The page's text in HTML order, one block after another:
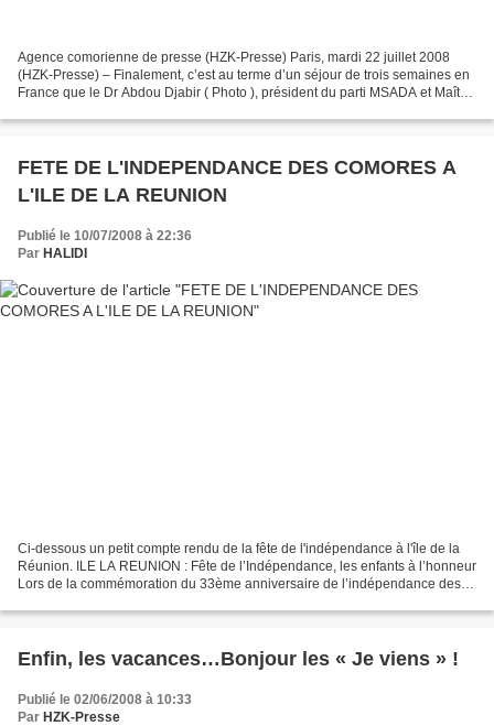
Agence comorienne de presse (HZK-Presse) Paris, mardi 22 juillet 2008
(HZK-Presse) – Finalement, c’est au terme d’un séjour de trois semaines en
France que le Dr Abdou Djabir ( Photo ), président du parti MSADA et Maître
FETE DE L'INDEPENDANCE DES COMORES A
L'ILE DE LA REUNION
Publié le 10/07/2008 à 22:36
Par HALIDI
Ci-dessous un petit compte rendu de la fête de l'indépendance à l'île de la
Réunion. ILE LA REUNION : Fête de l’Indépendance, les enfants à l’honneur
Lors de la commémoration du 33ème anniversaire de l’indépendance des
Enfin, les vacances…Bonjour les « Je viens » !
Publié le 02/06/2008 à 10:33
Par HZK-Presse